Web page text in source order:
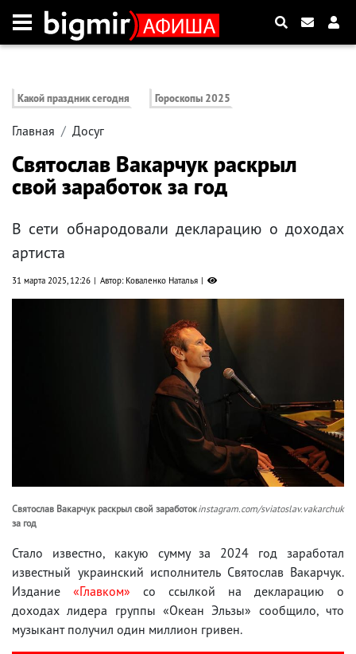
Какой праздник сегодня Гороскопы 2025
Главная Досуг
Святослав Вакарчук раскрыл
свой заработок за год
В сети обнародовали декларацию о доходах
артиста
31 марта 2025, 12:26 Автор: Коваленко Наталья
Святослав Вакарчук раскрыл свой заработок
за год
instagram.com/sviatoslav.vakarchuk
Стало известно, какую сумму за 2024 год заработал
известный украинский исполнитель Святослав Вакарчук.
Издание «Главком» со ссылкой на декларацию о
доходах лидера группы «Океан Эльзы» сообщило, что
музыкант получил один миллион гривен.